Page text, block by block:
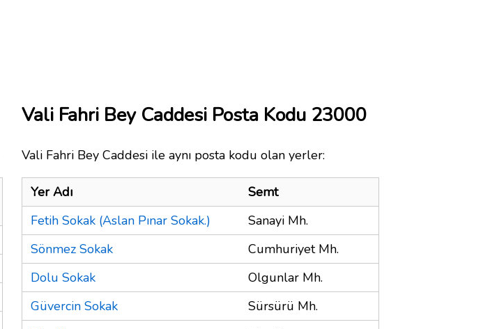
Vali Fahri Bey Caddesi Posta Kodu 23000
Vali Fahri Bey Caddesi ile aynı posta kodu olan yerler:
Yer Adı
Semt
Fetih Sokak (Aslan Pınar Sokak.)
Sanayi Mh.
Sönmez Sokak
Cumhuriyet Mh.
Dolu Sokak
Olgunlar Mh.
Güvercin Sokak
Sürsürü Mh.